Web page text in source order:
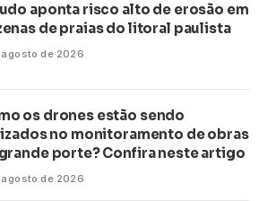
aponta risco alto de erosão em
de praias do litoral paulista
agosto de 2026
os drones estão sendo
no monitoramento de obras
porte? Confira neste artigo
agosto de 2026